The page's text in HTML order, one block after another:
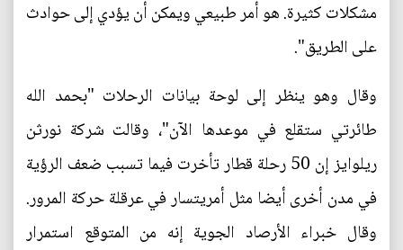
مشكلات كثيرة. هو أمر طبيعي ويمكن أن يؤدي إلى حوادث
على الطريق".
وقال وهو ينظر إلى لوحة بيانات الرحلات "بحمد الله
طائرتي ستقلع في موعدها الآن"، وقالت شركة نورثن
ريلوايز إن 50 رحلة قطار تأخرت فيما تسبب ضعف الرؤية
في مدن أخرى أيضا مثل أمريتسار في عرقلة حركة المرور.
وقال خبراء الأرصاد الجوية إنه من المتوقع استمرار